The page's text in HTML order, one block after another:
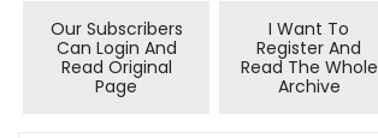
Dergi Eki
Ekonomi Eki
1994
16Our Subscribers
Can Login And
Read Original
Page
I Want To
Register And
Read The Whole
Archive